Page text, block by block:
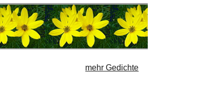
mehr Gedichte